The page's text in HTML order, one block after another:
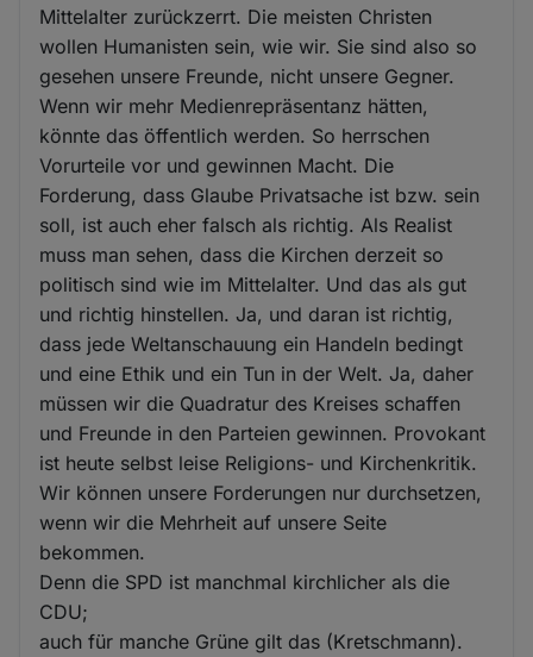
Mittelalter zurückzerrt. Die meisten Christen
wollen Humanisten sein, wie wir. Sie sind also so
gesehen unsere Freunde, nicht unsere Gegner.
Wenn wir mehr Medienrepräsentanz hätten,
könnte das öffentlich werden. So herrschen
Vorurteile vor und gewinnen Macht. Die
Forderung, dass Glaube Privatsache ist bzw. sein
soll, ist auch eher falsch als richtig. Als Realist
muss man sehen, dass die Kirchen derzeit so
politisch sind wie im Mittelalter. Und das als gut
und richtig hinstellen. Ja, und daran ist richtig,
dass jede Weltanschauung ein Handeln bedingt
und eine Ethik und ein Tun in der Welt. Ja, daher
müssen wir die Quadratur des Kreises schaffen
und Freunde in den Parteien gewinnen. Provokant
ist heute selbst leise Religions- und Kirchenkritik.
Wir können unsere Forderungen nur durchsetzen,
wenn wir die Mehrheit auf unsere Seite
bekommen.
Denn die SPD ist manchmal kirchlicher als die
CDU;
auch für manche Grüne gilt das (Kretschmann).